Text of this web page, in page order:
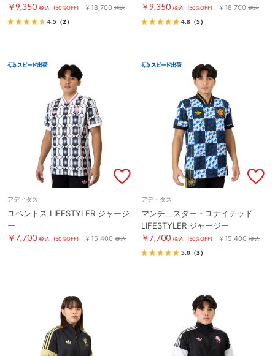
￥9,350 税込 (50%OFF) ￥18,700 税込
4.5 （2）
￥9,350 税込 (50%OFF) ￥18,700 税込
4.8 （5）
アディダス
ユベントス LIFESTYLER ジャージ
ー
￥7,700 税込 (50%OFF) ￥15,400 税込
アディダス
マンチェスター・ユナイテッド
LIFESTYLER ジャージー
￥7,700 税込 (50%OFF) ￥15,400 税込
5.0 （3）